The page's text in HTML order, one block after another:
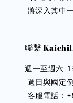
將深入其中
聯繫
週一至週六
週日與國定
客服電話